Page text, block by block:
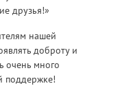
друзья!»
нашей
доброту и
очень много
поддержке!